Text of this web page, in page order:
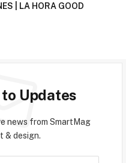
| LA HORA GOOD
Updates
news from SmartMag
& design.